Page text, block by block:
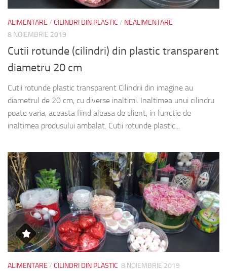
ALIMENTARE / CILINDRI DIN PLASTIC / NEALIMENTARE
8 NOIEMBRIE 2019
Cutii rotunde (cilindri) din plastic transparent
diametru 20 cm
Cutii rotunde plastic transparent Cilindrii din imagine au
diametrul de 20 cm, cu diverse inaltimi. Inaltimea unui cilindru
poate varia, aceasta fiind aleasa de client, in functie de
inaltimea produsului ambalat. Cutii rotunde plastic...
ALIMENTARE / CILINDRI DIN PLASTIC 8 NOIEMBRIE 2019